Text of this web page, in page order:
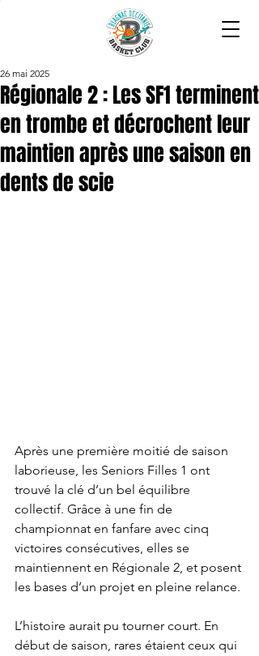
Régionale 2 : Les SF1 terminent
en trombe et décrochent leur
maintien après une saison en
dents de scie
26 mai 2025
Après une première moitié de saison
laborieuse, les Seniors Filles 1 ont
trouvé la clé d’un bel équilibre
collectif. Grâce à une fin de
championnat en fanfare avec cinq
victoires consécutives, elles se
maintiennent en Régionale 2, et posent
les bases d’un projet en pleine relance.
L’histoire aurait pu tourner court. En
début de saison, rares étaient ceux qui